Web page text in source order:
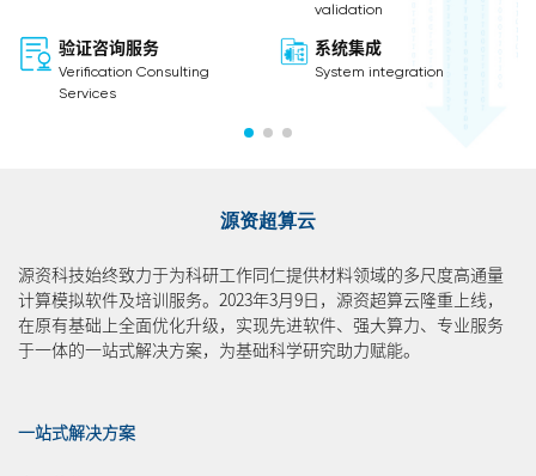
验证咨询服务
Verification Consulting
Services
validation
系统集成
System integration
源资超算云
源资科技始终致力于为科研工作同仁提供材料领域的多尺度高通量
计算模拟软件及培训服务。2023年3月9日，源资超算云隆重上线，
在原有基础上全面优化升级，实现先进软件、强大算力、专业服务
于一体的一站式解决方案，为基础科学研究助力赋能。
一站式解决方案